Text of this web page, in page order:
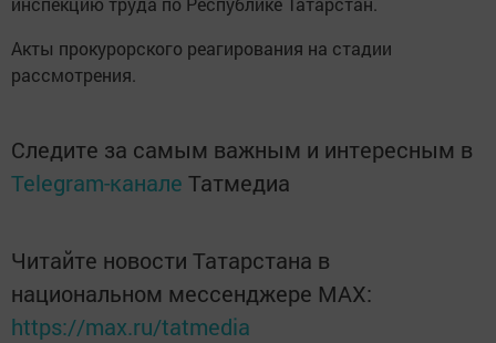
Акты прокурорского реагирования на стадии
рассмотрения.
Следите за самым важным и интересным в
Telegram-канале Татмедиа
Читайте новости Татарстана в
национальном мессенджере MАХ:
https://max.ru/tatmedia